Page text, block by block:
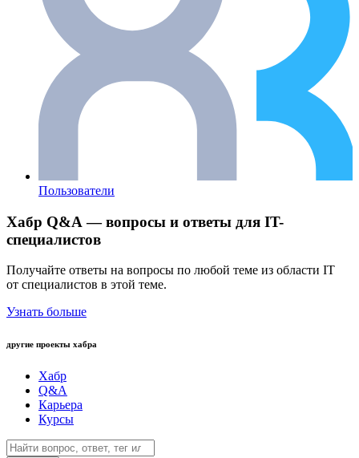
Пользователи
Хабр Q&A — вопросы и ответы для IT-
специалистов
Получайте ответы на вопросы по любой теме из области IT
от специалистов в этой теме.
Узнать больше
другие проекты хабра
Хабр
Q&A
Карьера
Курсы